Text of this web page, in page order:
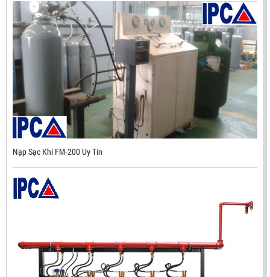
ĐẦU BÁO LỬA CHỐNG NỔ CHỐNG NƯỚC UV/IR- UX300
NHẬP KHẨU HÀN QUỐC
LIÊN HỆ
Mã sản phẩm: UX300
Nạp Sạc Khí FM-200 Uy Tín